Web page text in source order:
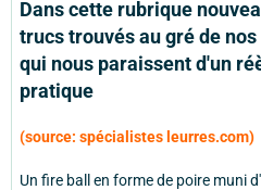
Dans cette rubrique
trucs trouvés au gré de
qui nous paraissent d'un
pratique
(source: spécialistes leurres.com)
Un fire ball en forme de poire muni